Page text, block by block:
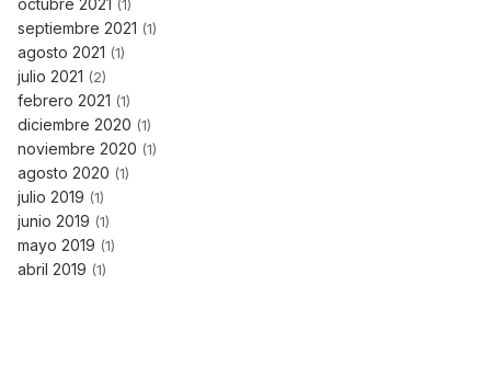
(1)
septiembre 2021 (1)
agosto 2021 (1)
julio 2021 (2)
febrero 2021 (1)
diciembre 2020 (1)
noviembre 2020 (1)
agosto 2020 (1)
julio 2019 (1)
junio 2019 (1)
mayo 2019 (1)
abril 2019 (1)